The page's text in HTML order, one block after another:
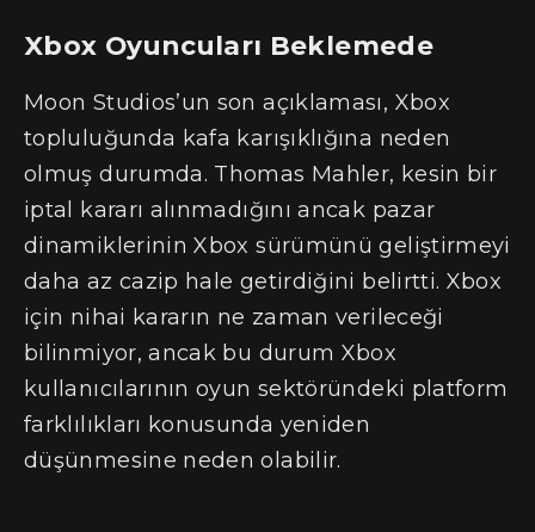
Xbox Oyuncuları Beklemede
Moon Studios’un son açıklaması, Xbox
topluluğunda kafa karışıklığına neden
olmuş durumda. Thomas Mahler, kesin bir
iptal kararı alınmadığını ancak pazar
dinamiklerinin Xbox sürümünü geliştirmeyi
daha az cazip hale getirdiğini belirtti. Xbox
için nihai kararın ne zaman verileceği
bilinmiyor, ancak bu durum Xbox
kullanıcılarının oyun sektöründeki platform
farklılıkları konusunda yeniden
düşünmesine neden olabilir.